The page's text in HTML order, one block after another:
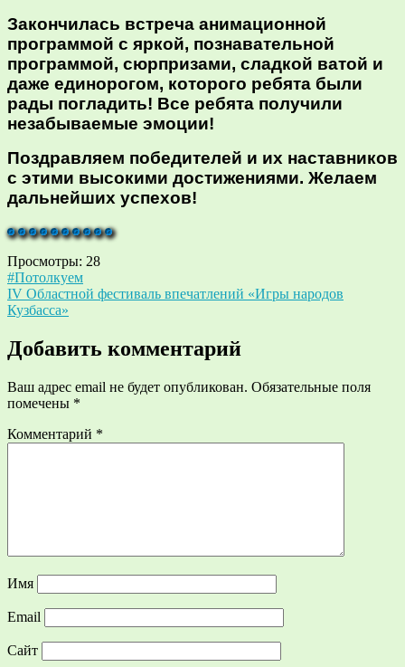
Закончилась встреча анимационной
программой с яркой, познавательной
программой, сюрпризами, сладкой ватой и
даже единорогом, которого ребята были
рады погладить! Все ребята получили
незабываемые эмоции!
Поздравляем победителей и их наставников
с этими высокими достижениями. Желаем
дальнейших успехов!
Просмотры: 28
Навигация
по
#Потолкуем
IV Областной фестиваль впечатлений «Игры народов
Кузбасса»
Добавить комментарий
Ваш адрес email не будет опубликован. Обязательные поля
помечены *
Комментарий *
Имя
Email
Сайт